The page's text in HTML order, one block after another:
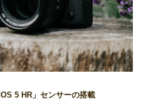
5 HR」センサーの搭載